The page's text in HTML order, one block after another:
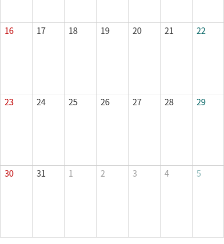
16 17 18 19 20 21 22
23 24 25 26 27 28 29
30 31 1 2 3 4 5